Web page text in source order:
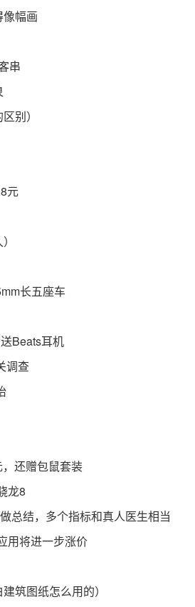
幅画
串
别）
元
长五座车
Beats耳机
调查
还赠包鼠套装
龙8
总结，多个指标和真人医生相当
用将进一步涨价
筑图纸怎么用的）